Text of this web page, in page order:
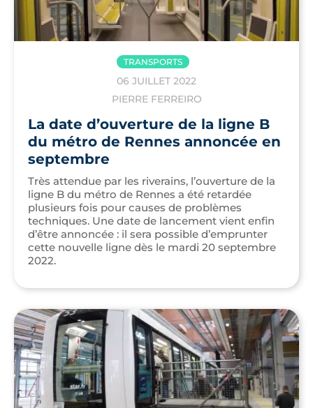
TRANSPORTS
06 JUILLET 2022
PIERRE FERREIRO
La date d’ouverture de la ligne B
du métro de Rennes annoncée en
septembre
Très attendue par les riverains, l’ouverture de la
ligne B du métro de Rennes a été retardée
plusieurs fois pour causes de problèmes
techniques. Une date de lancement vient enfin
d’être annoncée : il sera possible d’emprunter
cette nouvelle ligne dès le mardi 20 septembre
2022.